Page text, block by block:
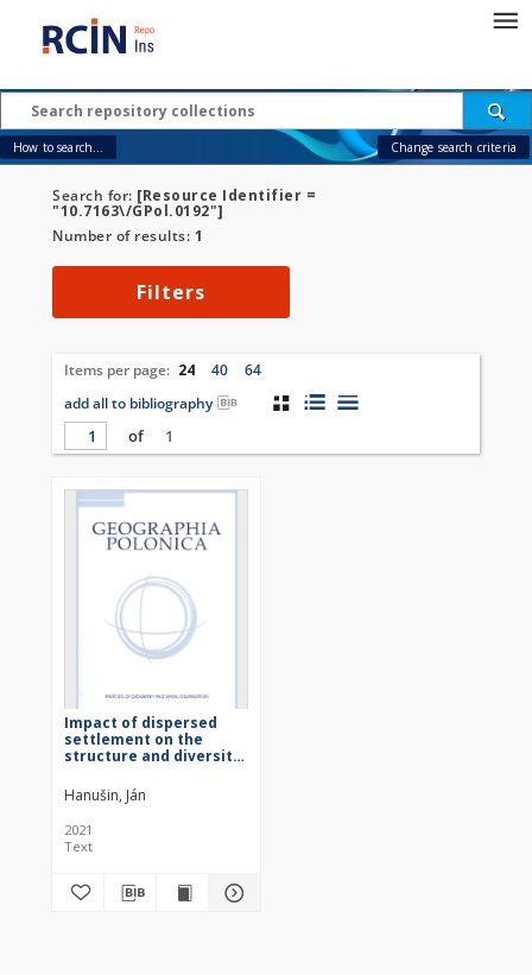
How to search... Change search criteria
Search for: [Resource Identifier =
"10.7163\/GPol.0192"]
Number of results: 1
Filters
Items per page: 24 40
64
add all to bibliography
of
1
Impact of dispersed
settlement on the
structure and diversity
(Case study of village
Hrušov, Slovak Republic)
Hanušin, Ján
2021
Text